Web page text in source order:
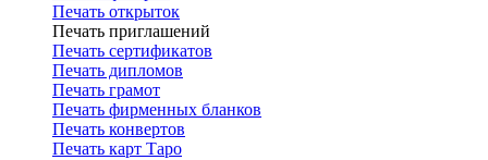
Печать открыток
Печать приглашений
Печать сертификатов
Печать дипломов
Печать грамот
Печать фирменных бланков
Печать конвертов
Печать карт Таро